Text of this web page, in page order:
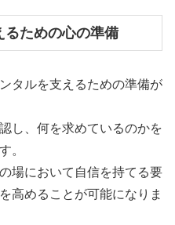
るための心の準備
タルを支えるための準備が
し、何を求めているのかを
。
場において自信を持てる要
高めることが可能になりま